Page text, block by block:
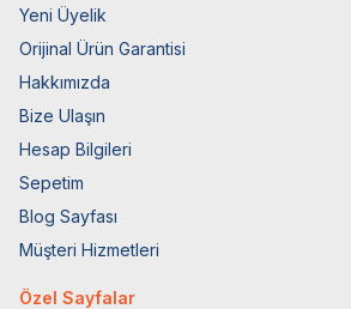
Yeni Üyelik
Orijinal Ürün Garantisi
Hakkımızda
Bize Ulaşın
Hesap Bilgileri
Sepetim
Blog Sayfası
Müşteri Hizmetleri
Özel Sayfalar